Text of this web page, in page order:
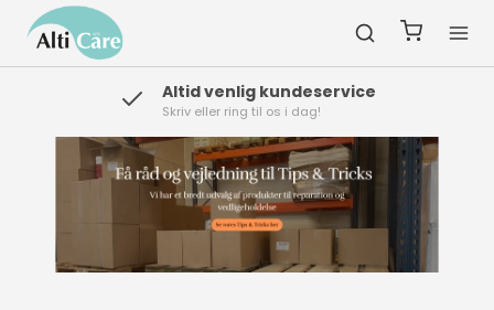
Altid venlig kundeservice
Skriv eller ring til os i dag!